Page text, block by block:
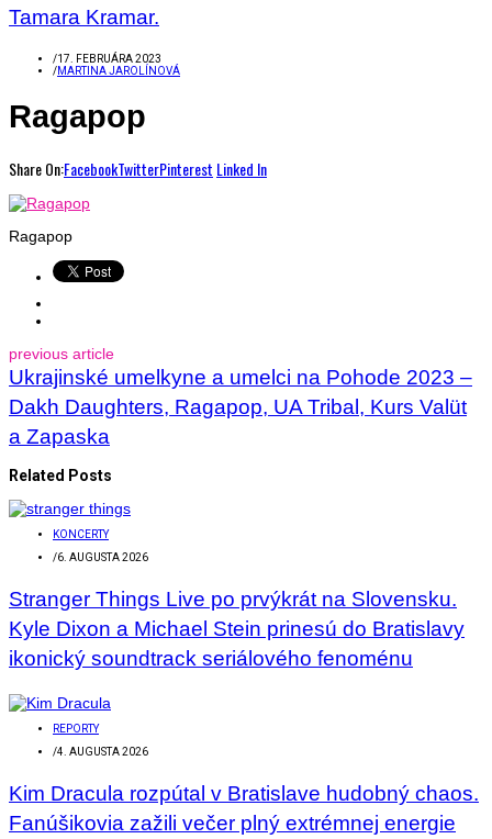
Tamara Kramar.
/17. FEBRUÁRA 2023
/MARTINA JAROLÍNOVÁ
Ragapop
Share On:FacebookTwitterPinterest Linked In
Ragapop
previous article
Ukrajinské umelkyne a umelci na Pohode 2023 –
Dakh Daughters, Ragapop, UA Tribal, Kurs Valüt
a Zapaska
Related Posts
KONCERTY
/6. AUGUSTA 2026
Stranger Things Live po prvýkrát na Slovensku.
Kyle Dixon a Michael Stein prinesú do Bratislavy
ikonický soundtrack seriálového fenoménu
REPORTY
/4. AUGUSTA 2026
Kim Dracula rozpútal v Bratislave hudobný chaos.
Fanúšikovia zažili večer plný extrémnej energie